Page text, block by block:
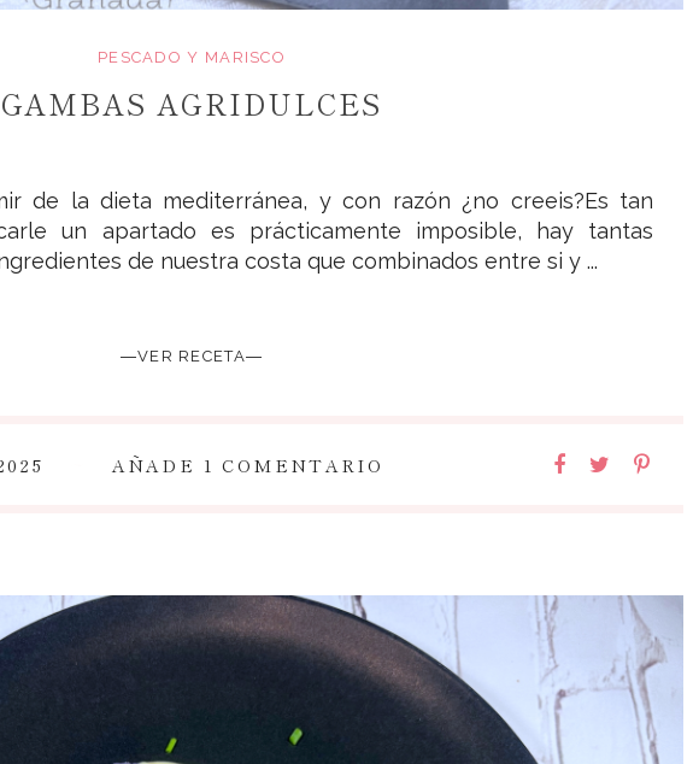
PESCADO Y MARISCO
GAMBAS AGRIDULCES
de la dieta mediterránea, y con razón ¿no creeis?Es tan
un apartado es prácticamente imposible, hay tantas
de nuestra costa que combinados entre si y ...
―VER RECETA―
AÑADE 1 COMENTARIO